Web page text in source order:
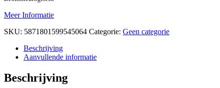
Meer Informatie
SKU: 5871801599545064 Categorie: Geen categorie
Beschrijving
Aanvullende informatie
Beschrijving